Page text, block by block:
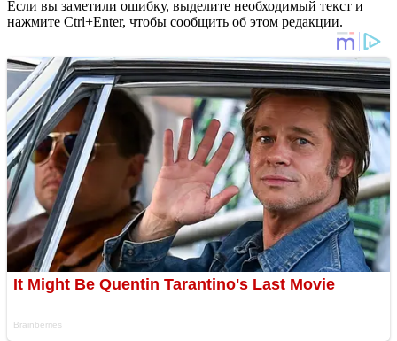
Если вы заметили ошибку, выделите необходимый текст и
нажмите Ctrl+Enter, чтобы сообщить об этом редакции.